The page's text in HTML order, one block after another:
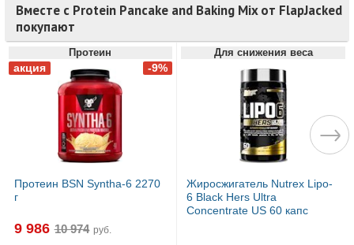
Вместе с Protein Pancake and Baking Mix от FlapJacked
покупают
Протеин
Протеин BSN Syntha-6 2270
г
9 986 руб.
Для снижения веса
Жиросжигатель Nutrex Lipo-
6 Black Hers Ultra
Concentrate US 60 капс